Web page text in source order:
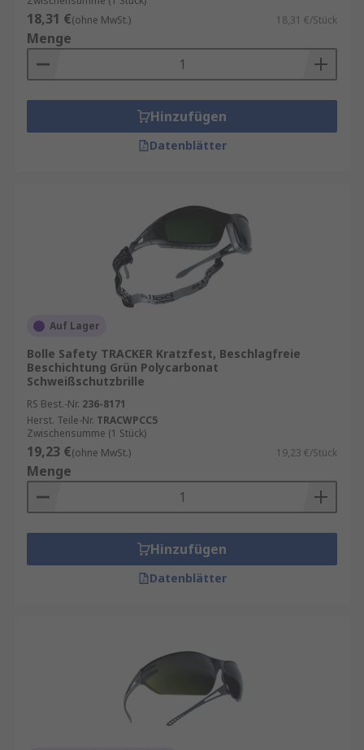
zwischen 2 und 14.
Glasmaterial:Polycarbonat – fest, robust, leicht.
Ein Standard für Augenschutz.
Zusätzlicher Schutz
Anti-Beschlag-Beschichtung
Flexibilität und Festigkeit.
Rahmen-/Gläsermarkierungen:
weisen normalerweise eine mechanische
Festigkeit auf, die auf dem Rahmen angegeben
ist, um den Schutz der Gläser zu gewährleisten.
S = erhöhte Robustheit
F = Hochgeschwindigkeits-Partikel, Aufprall
jeder Art mit geringer Energie
B = Hochgeschwindigkeits-Partikel, Aufprall
mit mittlerer Energie
A = Hochgeschwindigkeits-Partikel, Aufprall
mit hoher Energie
18,31 €(ohne MwSt.) 18,31 €/Stück
Menge
Hinzufügen
Datenblätter
Auf Lager
Bolle Safety TRACKER Kratzfest, Beschlagfreie
Beschichtung Grün Polycarbonat
Schweißschutzbrille
RS Best.-Nr. 236-8171
Herst. Teile-Nr. TRACWPCC5
Zwischensumme (1 Stück)
19,23 €(ohne MwSt.) 19,23 €/Stück
Menge
Hinzufügen
Datenblätter